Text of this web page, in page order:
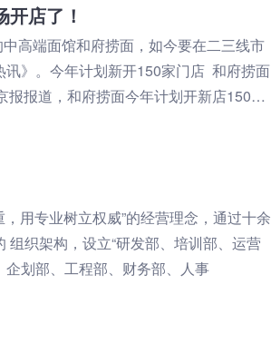
店了！
高端面馆和府捞面，如今要在二三线市
》。今年计划新开150家门店 和府捞面
报道，和府捞面今年计划开新店150
用专业树立权威”的经营理念，通过十余
织架构，设立“研发部、培训部、运营
划部、工程部、财务部、人事